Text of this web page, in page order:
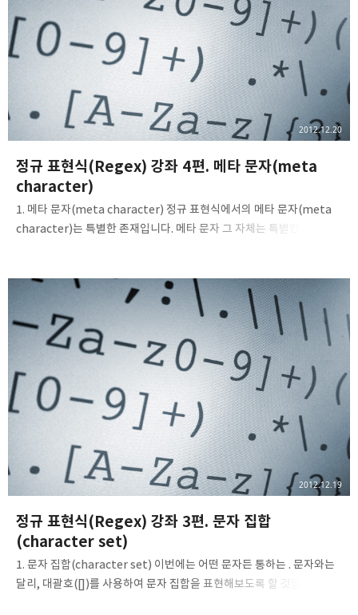
살펴보도록 합시다. \w는 즉, [a-zA-Z0-9_], 그리고 그 다음 등장하는
메타 문자 +는 문자가 하나 ..
정규 표현식(Regex) 강좌 4편. 메타 문자(meta
character)
2012.12.20
1. 메타 문자(meta character) 정규 표현식에서의 메타 문자(meta
character)는 특별한 존재입니다. 메타 문자 그 자체는 특별한
없으며 만약 문자로 쓰려면 역슬래시(\)를 하나 더 덧붙여 주어야
합니다. 아래 표를 한번 보도록 합시다. 메타 문자 설명 \v 수직 탭 \n
개행 \f 폼 피드 \r 캐리지 리턴 \t 탭 [\b] 백스페이스 \d [0-9]와 동일한
기능 \D [^0-9]와 동일한 기능 \w [a-zA-Z0-9_]와 동일한 기능 \W
[^a-zA-Z0-9_]와 동일한 기능 \s[\f\n\r\t\v]와 동일한 기능 \S
[^\f\n\r\t..
정규 표현식(Regex) 강좌 3편. 문자 집합
(character set)
2012.12.19
1. 문자 집합(character set) 이번에는 어떤 문자든 통하는 . 문자와는
달리, 대괄호([])를 사용하여 문자 집합을 표현해보도록 할 것입니다.